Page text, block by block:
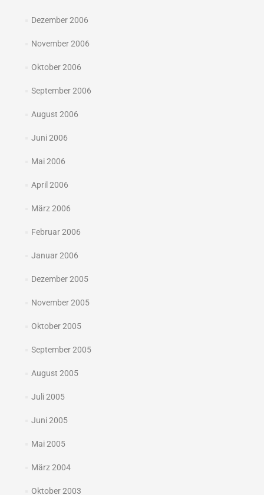
Dezember 2006
November 2006
Oktober 2006
September 2006
August 2006
Juni 2006
Mai 2006
April 2006
März 2006
Februar 2006
Januar 2006
Dezember 2005
November 2005
Oktober 2005
September 2005
August 2005
Juli 2005
Juni 2005
Mai 2005
März 2004
Oktober 2003